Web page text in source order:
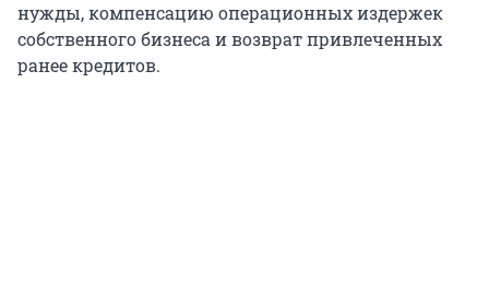
нужды, компенсацию операционных издержек
собственного бизнеса и возврат привлеченных
ранее кредитов.